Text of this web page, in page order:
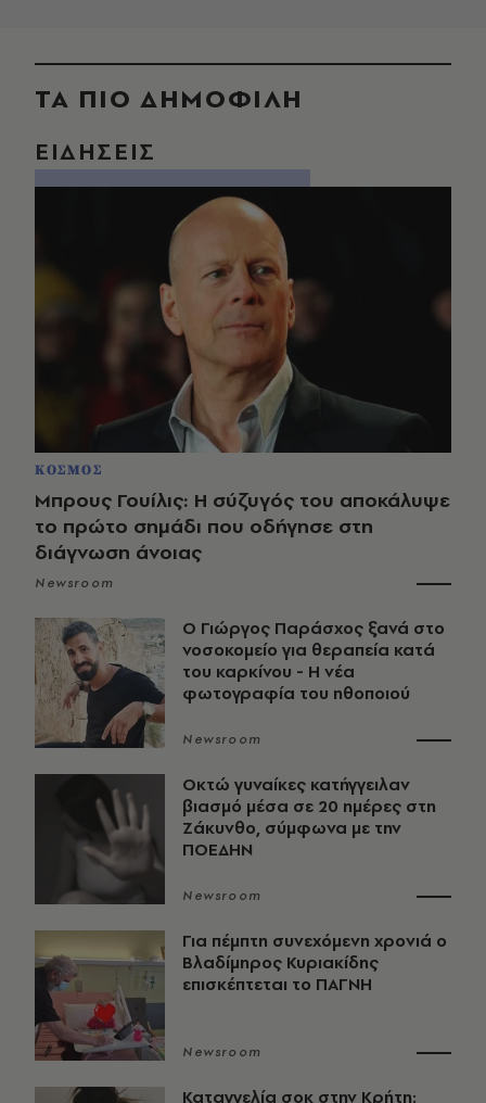
ΤΑ ΠΙΟ ΔΗΜΟΦΙΛΗ
ΕΙΔΗΣΕΙΣ
ΚΟΣΜΟΣ
Μπρους Γουίλις: Η σύζυγός του αποκάλυψε
το πρώτο σημάδι που οδήγησε στη
διάγνωση άνοιας
Newsroom
O Γιώργος Παράσχος ξανά στο
νοσοκομείο για θεραπεία κατά
του καρκίνου - Η νέα
φωτογραφία του ηθοποιού
Newsroom
Οκτώ γυναίκες κατήγγειλαν
βιασμό μέσα σε 20 ημέρες στη
Ζάκυνθο, σύμφωνα με την
ΠΟΕΔΗΝ
Newsroom
Για πέμπτη συνεχόμενη χρονιά ο
Βλαδίμηρος Κυριακίδης
επισκέπτεται το ΠΑΓΝΗ
Newsroom
Καταγγελία σοκ στην Κρήτη: